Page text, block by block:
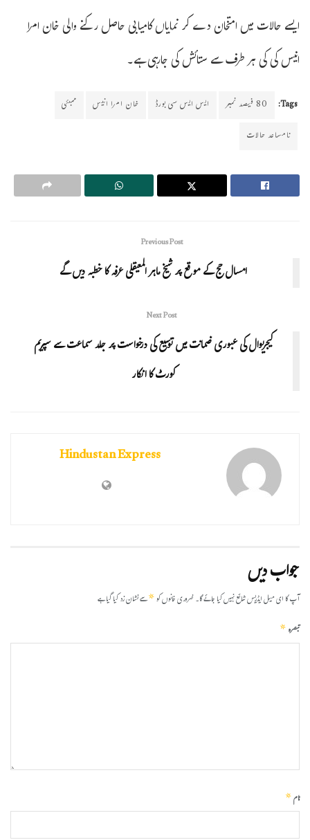
ایسے حالات میں امتخان دے کر نمایاں کامیابی حاصل رکنے والی خان امرا
انیس کی کی ہر طرف سے ستائش کی جارہی ہے۔
Tags: 80 فیصد نمبر ایس ایس سی بورڈ خان امرا انیس
ممبئی
نامساعد حالات
Previous Post
امسال حج کے موقع پر شیخ ماہر المعیقلی عرفہ کا خطبہ دیں گے
Next Post
کیجریوال کی عبوری ضمانت میں توسیع کی درخواست پر جلد سماعت سے سپریم
کورٹ کا انکار
Hindustan Express
جواب دیں
آپ کا ای میل ایڈریس شائع نہیں کیا جائے گا۔ضروری خانوں کو*سے نشان زد کیا گیا ہے
تبصرہ*
نام*